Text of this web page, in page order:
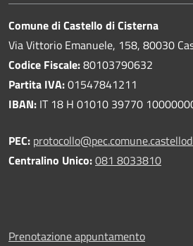
Comune di Castello di Cisterna
Via Vittorio Emanuele, 158, 80030
Codice Fiscale:80103790632
Partita IVA:01547841211
IBAN: IT 18 H 01010 39770
PEC:
Centralino Unico:081 8033810
Prenotazione appuntamento